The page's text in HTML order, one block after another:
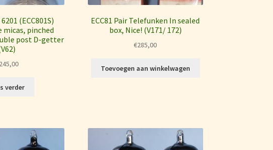
(ECC801S)
micas, pinched
post D-getter
verder
ECC81 Pair Telefunken In sealed
box, Nice! (V171/ 172)
€285,00
Toevoegen aan winkelwagen